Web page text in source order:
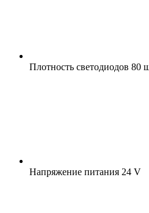
Плотность светодиодов 80
Напряжение питания 24 V